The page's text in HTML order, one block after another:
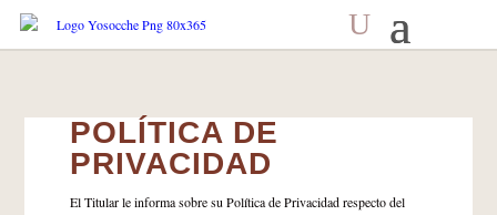
POLÍTICA DE
PRIVACIDAD
El Titular le informa sobre su Política de Privacidad respecto del